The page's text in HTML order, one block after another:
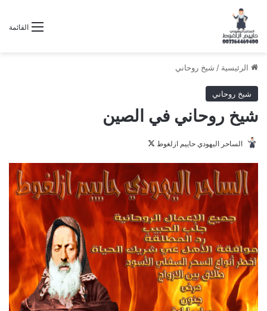
القائمة
الرئيسية / شيخ روحاني
شيخ روحاني
شيخ روحاني في الصين
الساحر اليهودي حاييم ازلغوط